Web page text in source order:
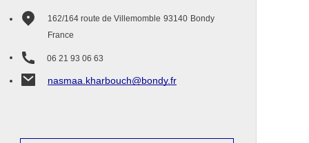
162/164 route de Villemomble 93140 Bondy
France
06 21 93 06 63
nasmaa.kharbouch@bondy.fr